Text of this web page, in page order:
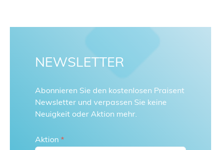
NEWSLETTER
Abonnieren Sie den kostenlosen Praisent
Newsletter und verpassen Sie keine
Neuigkeit oder Aktion mehr.
Aktion *